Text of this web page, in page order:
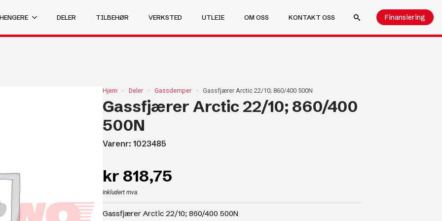
DELER TILBEHØR VERKSTED UTLEIE OM OSS
KONTAKT OSS
Finansiering
Hjem Deler Gassdemper Gassfjærer Arctic 22/10; 860/400 500N
Gassfjærer Arctic 22/10; 860/400
500N
Varenr: 1023485
kr 818,75
Inkludert mva.
Gassfjærer Arctic 22/10; 860/400 500N